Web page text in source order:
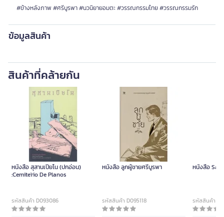
#ข้างหลังภาพ #ศรีบูรพา #นวนิยายอมตะ #วรรณกรรมไทย #วรรณกรรมรัก
ข้อมูลสินค้า
สินค้าที่คล้ายกัน
หนังสือ สุสานเปียโน (ปกอ่อน)
:Cemite'rio De Planos
รหัสสินค้า D093086
หนังสือ ลูกผู้ชายศรีบูรพา
รหัสสินค้า D095118
หนังสือ
รหัสสินค้า